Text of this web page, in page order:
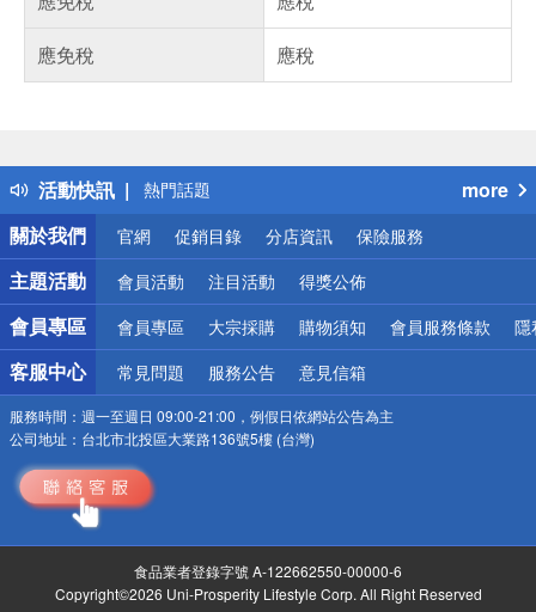
應免稅
應稅
活動快訊
得獎公告
熱門話題
銀行優惠
偏遠地區配送
詐騙網頁！請小心！
more
關於我們
官網 促銷目錄 分店資訊 保險服務
主題活動 會員活動 注目活動 得獎公佈
會員專區 會員專區 大宗採購 購物須知 會員服務條款 隱
客服中心 常見問題 服務公告 意見信箱
服務時間： 週一至週日 09:00-21:00，例假日依網站公告為主
公司地址： 台北市北投區大業路136號5樓 (台灣)
食品業者登錄字號 A-122662550-00000-6
Copyright©2026 Uni-Prosperity Lifestyle Corp. All Right Reserved